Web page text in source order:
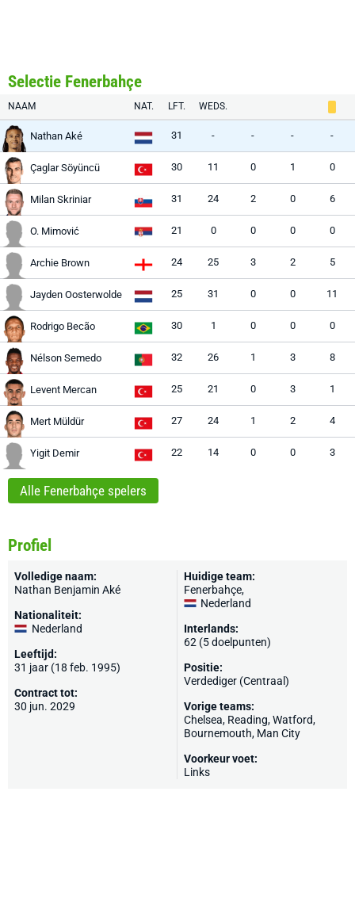
Selectie Fenerbahçe
NAAM NAT. LFT. WEDS.
Nathan Aké 31 - - - -
Çaglar Söyüncü 30 11 0 1 0
Milan Skriniar 31 24 2 0 6
O. Mimović 21 0 0 0 0
Archie Brown 24 25 3 2 5
Jayden Oosterwolde 25 31 0 0 11
Rodrigo Becão 30 1 0 0 0
Nélson Semedo 32 26 1 3 8
Levent Mercan 25 21 0 3 1
Mert Müldür 27 24 1 2 4
Yigit Demir 22 14 0 0 3
Alle Fenerbahçe spelers
Profiel
Volledige naam:
Nathan Benjamin Aké
Nationaliteit:
Nederland
Leeftijd:
31 jaar (18 feb. 1995)
Contract tot:
30 jun. 2029
Huidige team:
Fenerbahçe,
Nederland
Interlands:
62 (5 doelpunten)
Positie:
Verdediger (Centraal)
Vorige teams:
Chelsea, Reading,Watford,
Bournemouth, Man City
Voorkeur voet:
Links